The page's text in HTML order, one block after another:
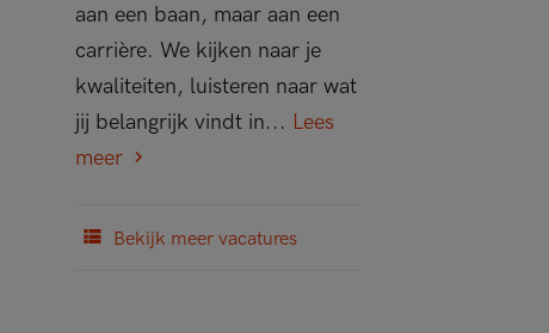
aan een baan, maar aan een
carrière. We kijken naar je
kwaliteiten, luisteren naar wat
jij belangrijk vindt in... Lees
meer
Bekijk meer vacatures